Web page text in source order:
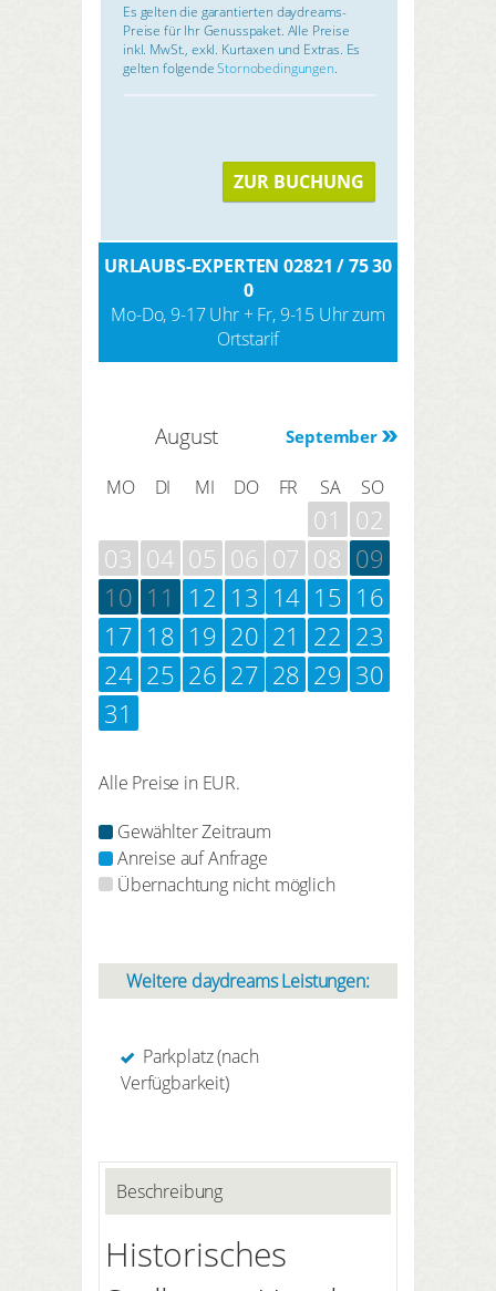
Es gelten die garantierten daydreams-
Preise für Ihr Genusspaket. Alle Preise
inkl. MwSt., exkl. Kurtaxen und Extras. Es
gelten folgendeStornobedingungen.
ZUR BUCHUNG
URLAUBS-EXPERTEN 02821 / 75 30
0
Mo-Do, 9-17 Uhr + Fr, 9-15 Uhr zum
Ortstarif
September
August
MO DI MI DO FR SA SO
01
02
03 04 05 06 07 08 09
10 11 12 13 14 15 16
17 18 19 20 21 22 23
24 25 26 27 28 29 30
31
Alle Preise in EUR.
Gewählter Zeitraum
Anreise auf Anfrage
Übernachtung nicht möglich
Weitere daydreams Leistungen:
Parkplatz (nach
Verfügbarkeit)
Beschreibung
Historisches